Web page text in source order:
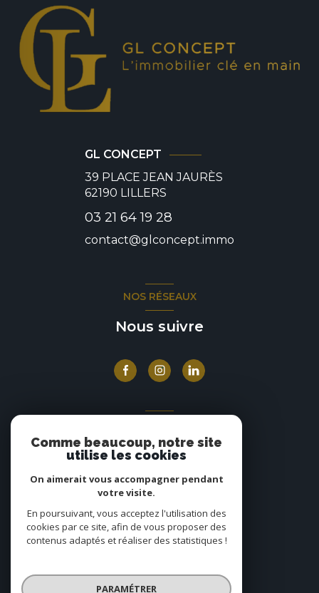
GL CONCEPT
39 PLACE JEAN JAURÈS
62190 LILLERS
03 21 64 19 28
contact@glconcept.immo
NOS RÉSEAUX
Nous suivre
Nous adhérons
© 2026 | Tous droits réservés
Comme beaucoup, notre site
utilise les cookies
On aimerait vous accompagner pendant
votre visite.
En poursuivant, vous acceptez l'utilisation des
cookies par ce site, afin de vous proposer des
contenus adaptés et réaliser des statistiques !
PARAMÉTRER